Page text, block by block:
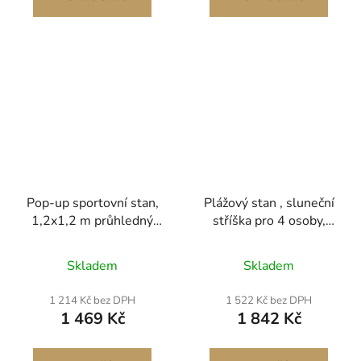
Vyrobeno pro
boční stěny, bílé) Boční
Pop-up sportovní stan,
1,2x1,2 m průhledný
osobu, vodotěsný
venkovní stan s
podlahovou rohoží a
horním krytem, zahradní
iglú, kopulovitý stan,
kempingový přístřešek
Skladem
1 214 Kč bez DPH
1 469 Kč
Plážový stan , sluneční
stříška pro 4 osoby,
ochranou UPF 50+,
přenosná sluneční
stříška s přepravní
taškou a kapsami na
písek, snadno
sestavitelný slunečník
Skladem
1 522 Kč bez DPH
1 842 Kč